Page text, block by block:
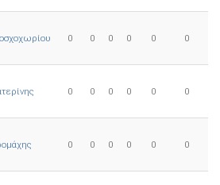
0 0 0 0 0 0
0 0 0 0 0 0
0 0 0 0 0 0